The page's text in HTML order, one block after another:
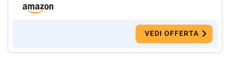
VEDI OFFERTA